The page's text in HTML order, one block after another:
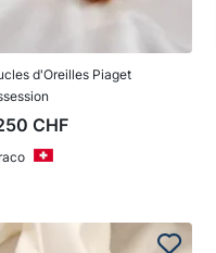
d'Oreilles Piaget
CHF